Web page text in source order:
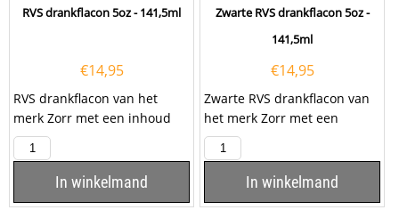
RVS drankflacon 5oz - 141,5ml
€14,95
RVS drankflacon van het
merk Zorr met een inhoud
van 5oz, ofwel 141,5ml. De
drankflacon is rondom...
In winkelmand
Zwarte RVS drankflacon 5oz -
141,5ml
€14,95
Zwarte RVS drankflacon van
het merk Zorr met een
inhoud van 5oz, ofwel
141,5ml. De drankflacon...
In winkelmand